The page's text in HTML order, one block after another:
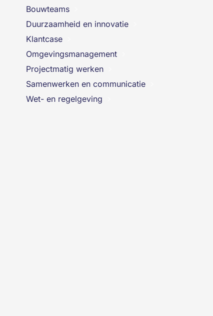
Bouwteams
Duurzaamheid en innovatie
Klantcase
Omgevingsmanagement
Projectmatig werken
Samenwerken en communicatie
Wet- en regelgeving